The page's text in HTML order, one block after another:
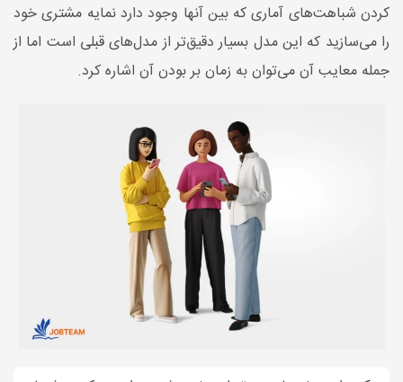
کردن شباهت‌های آماری که بین آ‌نها وجود دارد نمایه مشتری خود
را می‌سازید که این مدل بسیار دقیق‌تر از مدل‌‌های قبلی است اما از
جمله معایب آن می‌توان به زمان بر بودن آن اشاره کرد.